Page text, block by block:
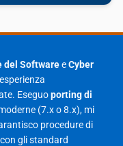
del SoftwareeCyber
Eseguoporting di
(7.x o 8.x), mi
procedure di
gli standard